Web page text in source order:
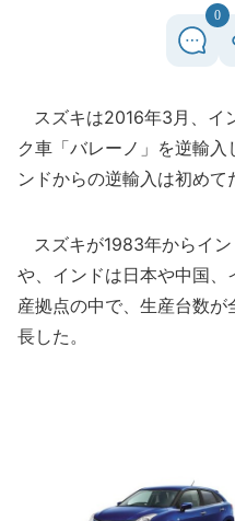
0
スズキは2016年3月、イ
ク車「バレーノ」を逆輸
ンドからの逆輸入は初めて
スズキが1983年からイ
や、インドは日本や中国
産拠点の中で、生産台数
長した。